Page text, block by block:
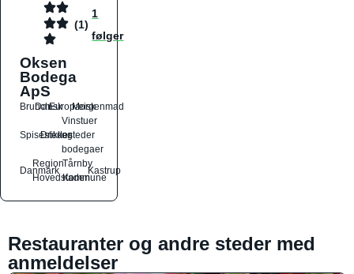
(1)
1
følger
Oksen
Bodega
ApS
Brunch
DanskEuropæiskMorgenmad
Spisesteder
Drikkesteder
Vinstuer
og
bodegaer
Danmark
Region
Hovedstaden
Tårnby
Kommune
Kastrup
Restauranter og andre steder med
anmeldelser